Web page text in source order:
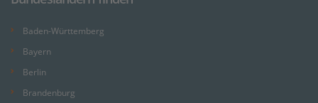
Baden-Württemberg
Bayern
Berlin
Brandenburg